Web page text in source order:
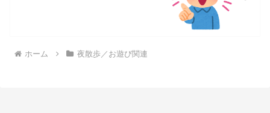
ホーム 夜散歩／お遊び関連